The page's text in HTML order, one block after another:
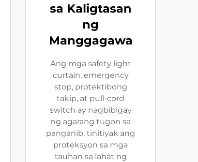
sa Kaligtasan
ng
Manggagawa
Ang mga safety light
curtain, emergency
stop, protektibong
takip, at pull-cord
switch ay nagbibigay
ng agarang tugon sa
panganib, tinitiyak ang
proteksyon sa mga
tauhan sa lahat ng